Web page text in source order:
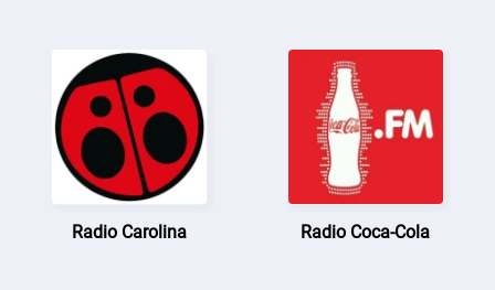
Radio Carolina Radio Coca-Cola